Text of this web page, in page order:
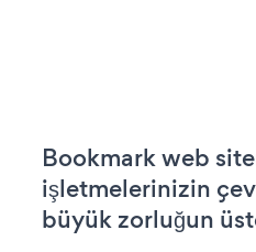
Bookmark web
işletmelerinizin
büyük zorluğun